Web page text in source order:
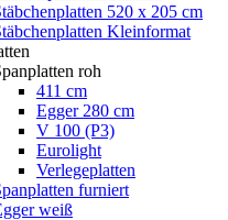
520 x 205 cm
Kleinformat
roh
411 cm
Egger 280 cm
V 100 (P3)
Eurolight
Verlegeplatten
furniert
weiß